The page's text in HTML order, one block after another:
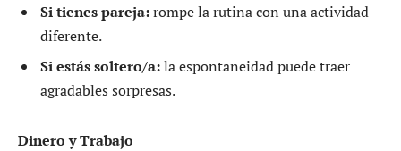
Si tienes pareja:rompe la rutina con una actividad
diferente.
Si estás soltero/a:la espontaneidad puede traer
agradables sorpresas.
Dinero y Trabajo